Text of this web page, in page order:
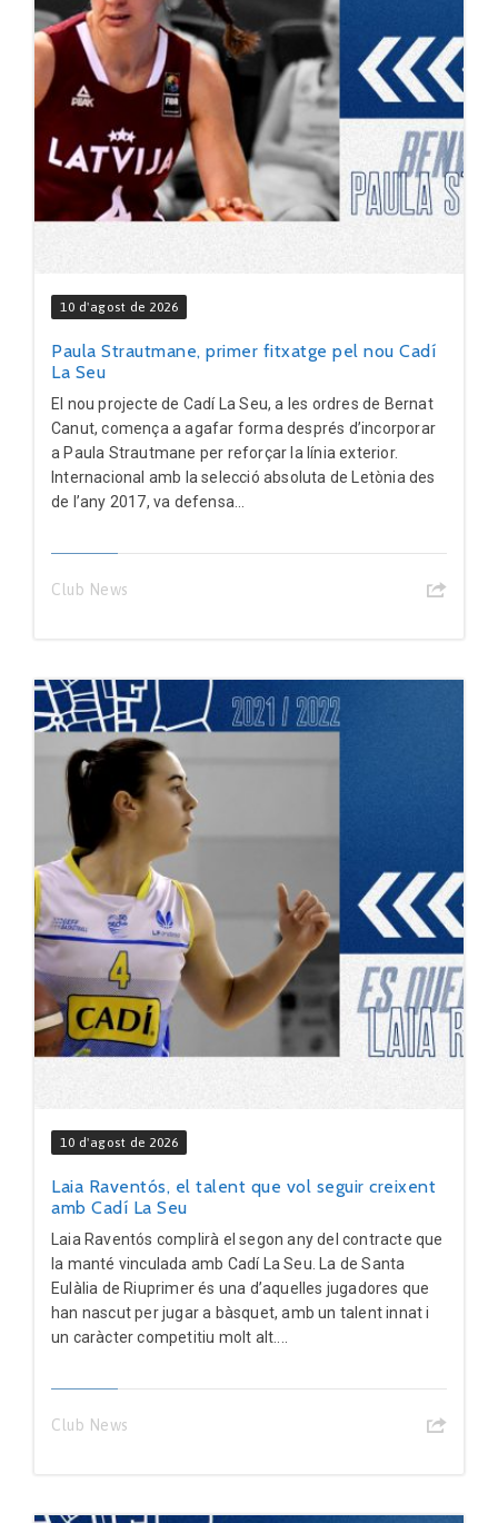
10 d'agost de 2026
Paula Strautmane, primer fitxatge pel nou Cadí
La Seu
El nou projecte de Cadí La Seu, a les ordres de Bernat
Canut, comença a agafar forma després d’incorporar
a Paula Strautmane per reforçar la línia exterior.
Internacional amb la selecció absoluta de Letònia des
de l’any 2017, va defensa...
Club News
10 d'agost de 2026
Laia Raventós, el talent que vol seguir creixent
amb Cadí La Seu
Laia Raventós complirà el segon any del contracte que
la manté vinculada amb Cadí La Seu. La de Santa
Eulàlia de Riuprimer és una d’aquelles jugadores que
han nascut per jugar a bàsquet, amb un talent innat i
un caràcter competitiu molt alt....
Club News